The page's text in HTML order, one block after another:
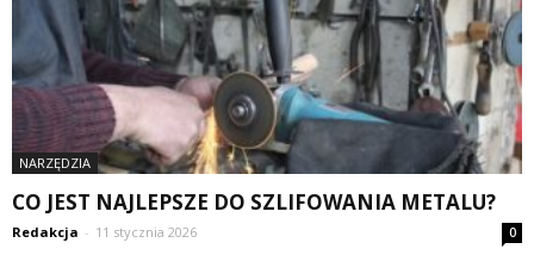
NARZĘDZIA
CO JEST NAJLEPSZE DO SZLIFOWANIA METALU?
Redakcja - 11 stycznia 2026 0